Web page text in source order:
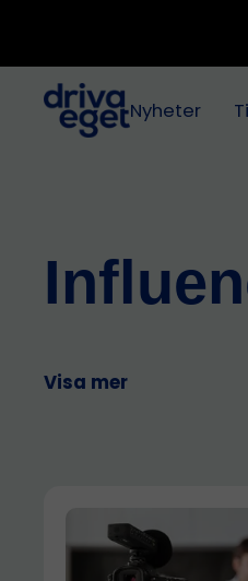
Nyheter
Visa mer